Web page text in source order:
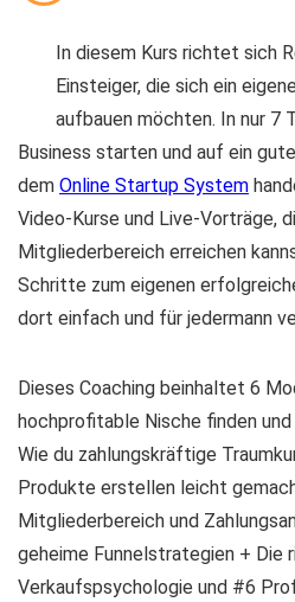
In diesem Kurs richtet sich
Einsteiger, die sich ein
aufbauen möchten. In nur 7
Business starten und auf ein
dem Online Startup System
Video-Kurse und Live-Vorträge,
Mitgliederbereich erreichen
Schritte zum eigenen
dort einfach und für jedermann
Dieses Coaching beinhaltet 6
hochprofitable Nische finden
Wie du zahlungskräftige
Produkte erstellen leicht
Mitgliederbereich und
geheime Funnelstrategien + Die
Verkaufspsychologie und #6